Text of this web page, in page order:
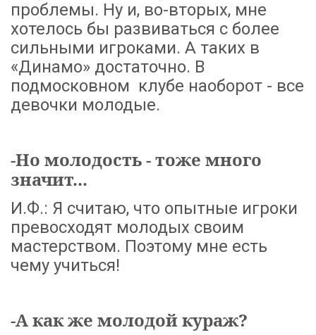
проблемы. Ну и, во-вторых, мне
хотелось бы развиваться с более
сильными игроками. А таких в
«Динамо» достаточно. В
подмосковном клубе наоборот - все
девочки молодые.
-Но молодость - тоже много
значит...
И.Ф.: Я считаю, что опытные игроки
превосходят молодых своим
мастерством. Поэтому мне есть
чему учиться!
-А как же молодой кураж?